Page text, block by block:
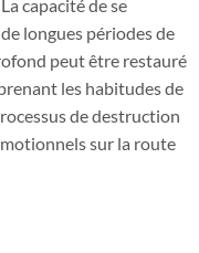
capacité de se
longues périodes de
peut être restauré
les habitudes de
de destruction
sur la route